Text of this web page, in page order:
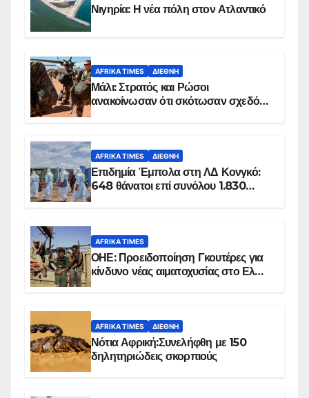
Νιγηρία: Η νέα πόλη στον Ατλαντικό
AFRIKA TIMES ΔΙΕΘΝΉ
Μάλι: Στρατός και Ρώσοι
ανακοίνωσαν ότι σκότωσαν σχεδόν
AFRIKA TIMES ΔΙΕΘΝΉ
Επιδημία Έμπολα στη ΛΔ Κονγκό:
648 θάνατοι επί συνόλου 1.830
AFRIKA TIMES
ΟΗΕ: Προειδοποίηση Γκουτέρες για
κίνδυνο νέας αιματοχυσίας στο Ελ
AFRIKA TIMES ΔΙΕΘΝΉ
Νότια Αφρική:Συνελήφθη με 150
δηλητηριώδεις σκορπιούς